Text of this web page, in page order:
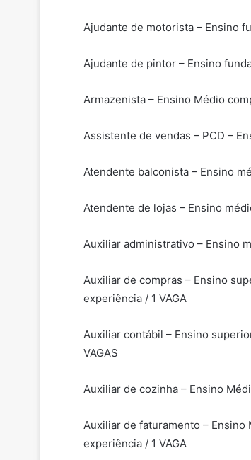
Ajudante de motorista – Ensino
Ajudante de pintor – Ensino
Armazenista – Ensino Médio
Assistente de vendas – PCD –
Atendente balconista – Ensino
Atendente de lojas – Ensino
Auxiliar administrativo – Ensino
Auxiliar de compras – Ensino
experiência / 1 VAGA
Auxiliar contábil – Ensino
VAGAS
Auxiliar de cozinha – Ensino
Auxiliar de faturamento –
experiência / 1 VAGA